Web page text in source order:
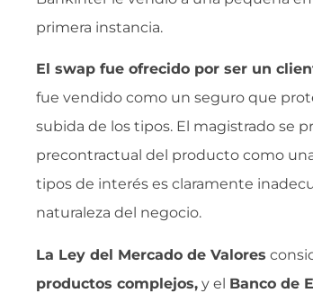
primera instancia.
El swap fue ofrecido por ser un
fue vendido como un seguro que
subida de los tipos. El magistrado se
precontractual del producto como
tipos de interés es claramente
naturaleza del negocio.
La Ley del Mercado de Valores
productos complejos, y el Banco de